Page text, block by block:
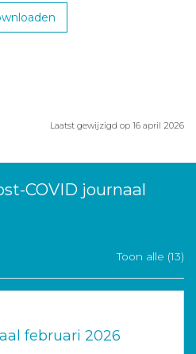
Laatst gewijzigd op 16 april 2026
COVID journaal
Toon alle (13)
februari 2026